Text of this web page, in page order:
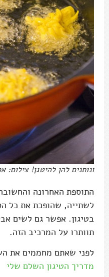
ונותנים להן להיטגן! צילום:
התוספת האחרונה
לשתייה, שהופכת את כל
בטיגון. אפשר גם לשים
תוותרו על המרכיב הזה.
לפני שאתם מחממים את
מדריך הטיגון השלם שלי